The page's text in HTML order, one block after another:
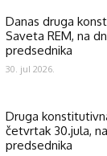
Danas druga
Saveta REM, na
predsednika
30. jul 2026.
Druga
četvrtak 30.jula,
predsednika